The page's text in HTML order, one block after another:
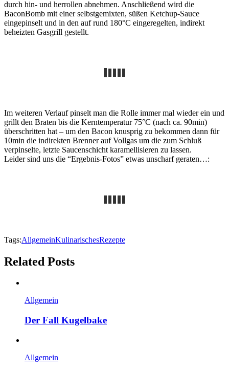
durch hin- und herrollen abnehmen. Anschließend wird die
BaconBomb mit einer selbstgemixten, süßen Ketchup-Sauce
eingepinselt und in den auf rund 180°C eingeregelten, indirekt
beheizten Gasgrill gestellt.
Im weiteren Verlauf pinselt man die Rolle immer mal wieder ein und
grillt den Braten bis die Kerntemperatur 75°C (nach ca. 90min)
überschritten hat – um den Bacon knusprig zu bekommen dann für
10min die indirekten Brenner auf Vollgas um die zum Schluß
verpinselte, letzte Saucenschicht karamellisieren zu lassen.
Leider sind uns die “Ergebnis-Fotos” etwas unscharf geraten…:
Tags:AllgemeinKulinarischesRezepte
Related Posts
Allgemein
Der Fall Kugelbake
Allgemein